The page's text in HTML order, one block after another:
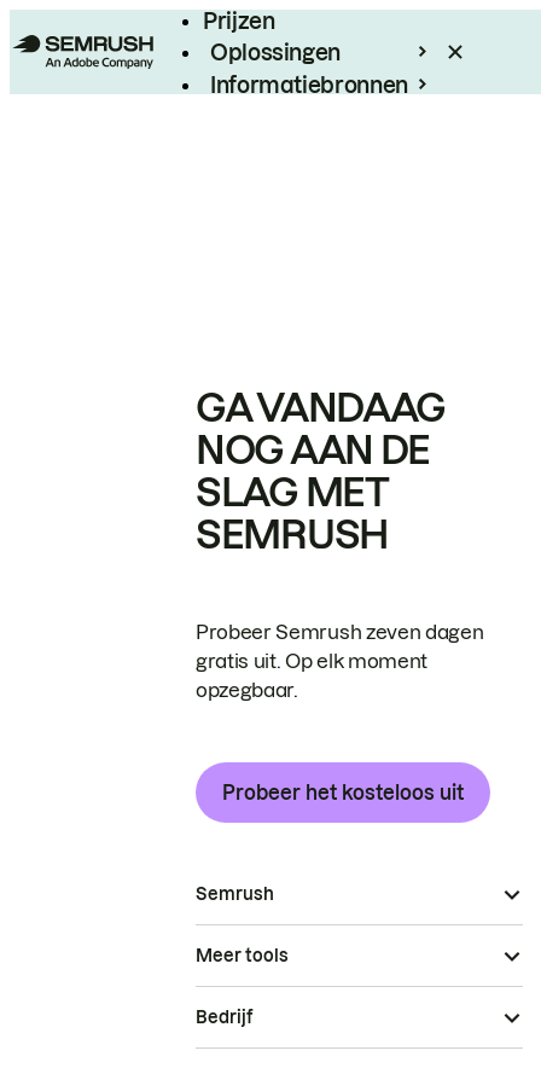
Prijzen
Oplossingen
Informatiebronnen
GA VANDAAG
NOG AAN DE
SLAG MET
SEMRUSH
Probeer Semrush zeven dagen
gratis uit. Op elk moment
opzegbaar.
Probeer het kosteloos uit
Semrush
Meer tools
Bedrijf